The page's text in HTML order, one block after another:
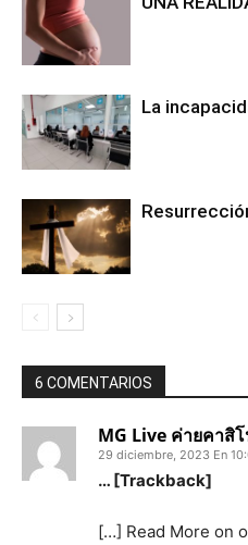
La
6 COMENTARIOS
MG Live ค่ายคาสิ
29 diciembre, 2023 En
… [Trackback]
[…] Read More on